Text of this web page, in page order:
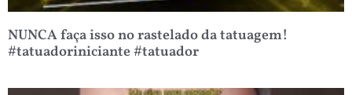
NUNCA faça isso no rastelado da tatuagem!
#tatuadoriniciante #tatuador